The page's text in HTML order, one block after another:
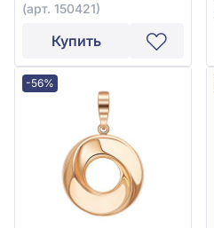
(арт. 150421)
Купить
-56%